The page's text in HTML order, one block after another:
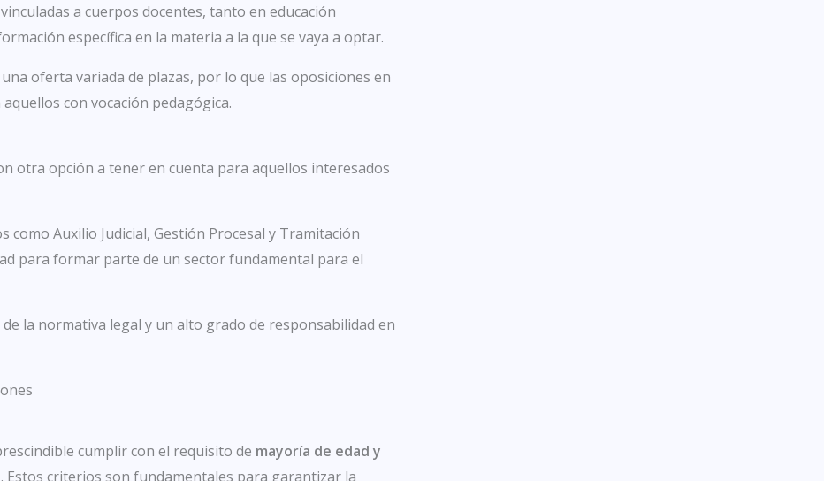
a cuerpos docentes, tanto en educación
específica en la materia a la que se vaya a optar.
oferta variada de plazas, por lo que las oposiciones en
con vocación pedagógica.
otra opción a tener en cuenta para aquellos interesados
Auxilio Judicial, Gestión Procesal y Tramitación
para formar parte de un sector fundamental para el
la normativa legal y un alto grado de responsabilidad en
cumplir con el requisito de mayoría de edad y
. Estos criterios son fundamentales para garantizar la